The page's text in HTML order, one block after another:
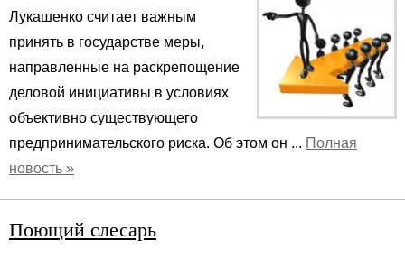
Лукашенко считает важным
принять в государстве меры,
направленные на раскрепощение
деловой инициативы в условиях
объективно существующего
предпринимательского риска. Об этом он ... Полная
новость »
Поющий слесарь